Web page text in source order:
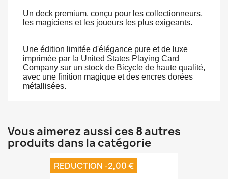
Un deck premium, conçu pour les collectionneurs,
les magiciens et les joueurs les plus exigeants.
Une édition limitée d'élégance pure et de luxe
imprimée par la United States Playing Card
Company sur un stock de Bicycle de haute qualité,
avec une finition magique et des encres dorées
métallisées.
Vous aimerez aussi ces 8 autres
produits dans la catégorie
REDUCTION -2,00 €